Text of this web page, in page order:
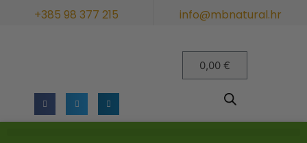
+385 98 377 215 info@mbnatural.hr
0,00€